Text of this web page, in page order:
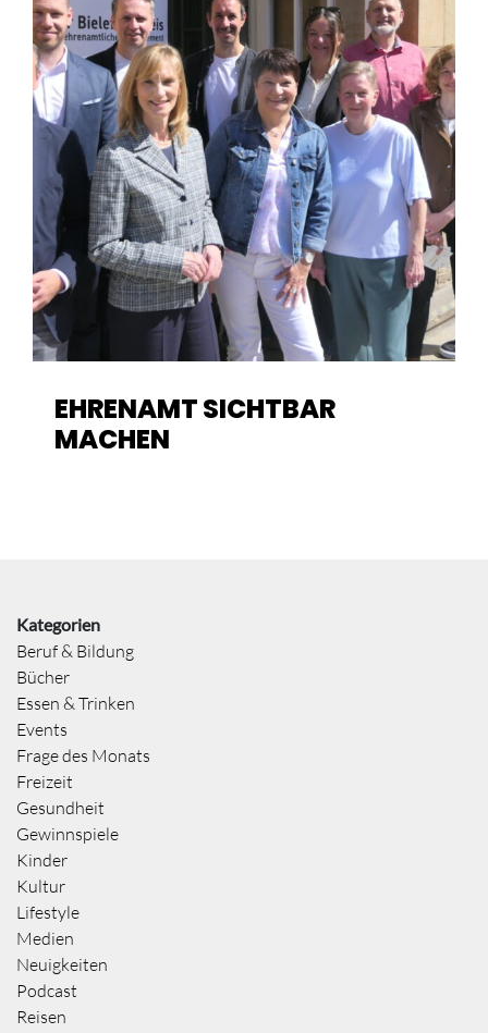
EHRENAMT SICHTBAR
MACHEN
Kategorien
Beruf & Bildung
Bücher
Essen & Trinken
Events
Frage des Monats
Freizeit
Gesundheit
Gewinnspiele
Kinder
Kultur
Lifestyle
Medien
Neuigkeiten
Podcast
Reisen